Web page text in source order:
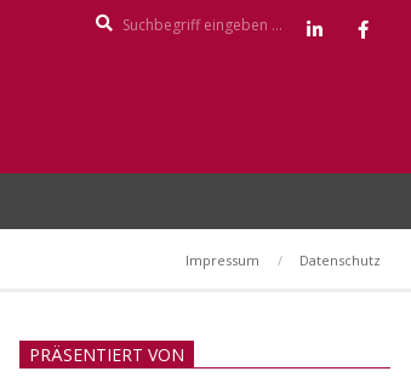
Impressum Datenschutz
PRÄSENTIERT VON